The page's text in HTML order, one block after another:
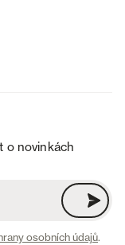
o novinkách
osobních údajů.